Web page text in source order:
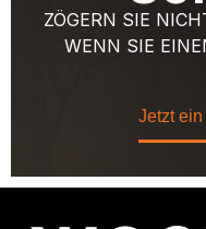
ZÖGERN SIE
WENN SIE
Jetzt